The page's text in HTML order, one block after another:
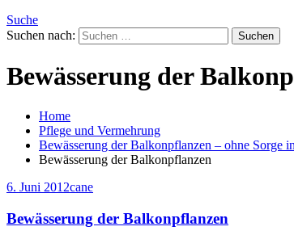
Suche
Suchen nach:
Bewässerung der
Home
Pflege und Vermehrung
Bewässerung der Balkonpflanzen – ohne Sorge
Bewässerung der Balkonpflanzen
6. Juni 2012cane
Bewässerung der Balkonpflanzen